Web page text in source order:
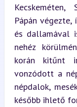
Kecskeméten,
Pápán
és dallamával
nehéz
korán kitűnt
vonzódott a
népdalok,
később ihlető